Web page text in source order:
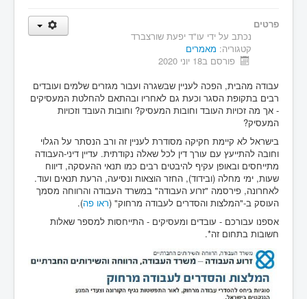
פרטים
נכתב על ידי עו"ד יפעת שורצברד
קטגוריה: מאמרים
פורסם ב18 יוני 2020
עבודה מהבית, הפכה לעניין שבשגרה ועבור מגזרים שלמים ועובדים
רבים בתקופת הסגר וכעת גם לאחריו ובהתאם להחלטת המעסיקים
- אך מה זכויות העובד וחובות המעסיק? וחובות העובד וזכויות
המעסיק?
בישראל לא קיימת חקיקה מסודרת לעניין זה ורב הנסתר על הגלוי
וחובה להתייעץ עם עורך דין לכל שאלה נקודתית. עדיין דיני-העבודה
מתייחסים ובאופן עקיף להיבטים רבים כמו תנאי ההעסקה, דיווח
שעות, ימי מחלה (ובידוד), החזר הוצאות ונסיעה, הרעת תנאים ועוד.
לאחרונה, פירסמה "זרוע העבודה" במשרד העבודה והרווחה מסמך
העוסק ב-"המלצות והסדרים לעבודה מרחוק" (ראו פה).
אספנו עבורכם - עובדים ומעסיקים - התייחסות למספר שאלות
חשובות בתחום זה*.